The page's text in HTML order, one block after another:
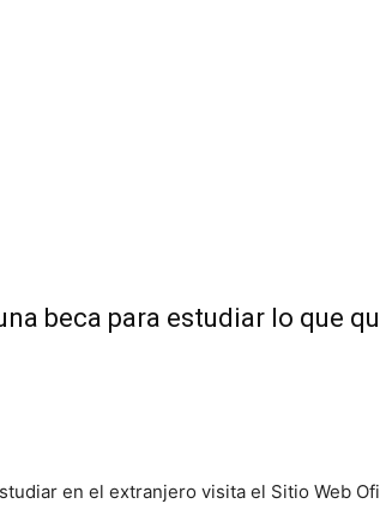
beca para estudiar lo que
en el extranjero visita el Sitio Web